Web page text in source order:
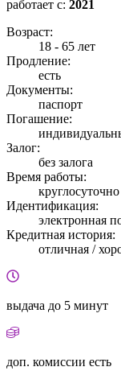
работает с: 2021
Возраст:
18 - 65 лет
Продление:
есть
Документы:
паспорт
Погашение:
Залог:
без залога
Время работы:
круглосуточно
Идентификация:
электронная
Кредитная история:
отличная /
выдача до 5 минут
доп. комиссии есть